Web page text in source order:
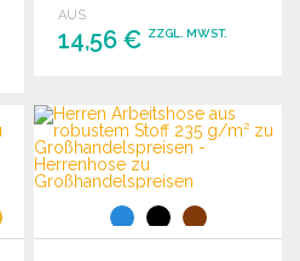
verstaubar.
AUS
14,56 € ZZGL. MWST.
Angebot anfordern